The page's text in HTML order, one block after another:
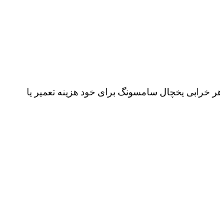
خرابی یخچال سامسونگ برای خود هزینه تعمیر یا